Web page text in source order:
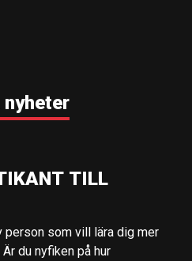
nyheter
TILL
person som vill lära dig mer
du nyfiken på hur